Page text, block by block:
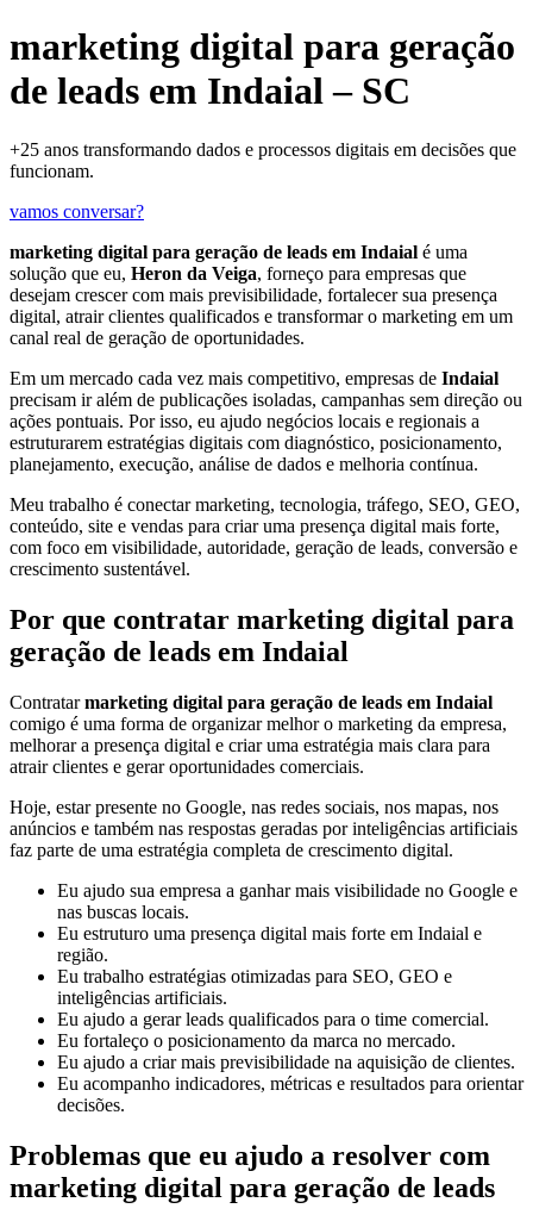
marketing digital para geração
de leads em Indaial – SC
+25 anos transformando dados e processos digitais em decisões que
funcionam.
vamos conversar?
marketing digital para geração de leads em Indaial é uma
solução que eu, Heron da Veiga, forneço para empresas que
desejam crescer com mais previsibilidade, fortalecer sua presença
digital, atrair clientes qualificados e transformar o marketing em um
canal real de geração de oportunidades.
Em um mercado cada vez mais competitivo, empresas de Indaial
precisam ir além de publicações isoladas, campanhas sem direção ou
ações pontuais. Por isso, eu ajudo negócios locais e regionais a
estruturarem estratégias digitais com diagnóstico, posicionamento,
planejamento, execução, análise de dados e melhoria contínua.
Meu trabalho é conectar marketing, tecnologia, tráfego, SEO, GEO,
conteúdo, site e vendas para criar uma presença digital mais forte,
com foco em visibilidade, autoridade, geração de leads, conversão e
crescimento sustentável.
Por que contratar marketing digital para
geração de leads em Indaial
Contratarmarketing digital para geração de leads em Indaial
comigo é uma forma de organizar melhor o marketing da empresa,
melhorar a presença digital e criar uma estratégia mais clara para
atrair clientes e gerar oportunidades comerciais.
Hoje, estar presente no Google, nas redes sociais, nos mapas, nos
anúncios e também nas respostas geradas por inteligências artificiais
faz parte de uma estratégia completa de crescimento digital.
Eu ajudo sua empresa a ganhar mais visibilidade no Google e
nas buscas locais.
Eu estruturo uma presença digital mais forte em Indaial e
região.
Eu trabalho estratégias otimizadas para SEO, GEO e
inteligências artificiais.
Eu ajudo a gerar leads qualificados para o time comercial.
Eu fortaleço o posicionamento da marca no mercado.
Eu ajudo a criar mais previsibilidade na aquisição de clientes.
Eu acompanho indicadores, métricas e resultados para orientar
decisões.
Problemas que eu ajudo a resolver com
marketing digital para geração de leads